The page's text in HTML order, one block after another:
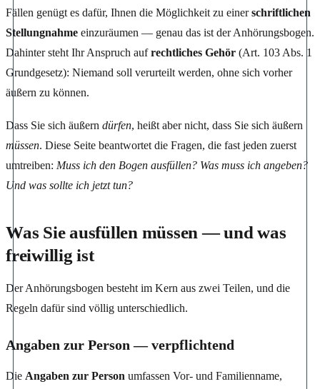
Fällen genügt es dafür, Ihnen die Möglichkeit zu einerschriftlichen
Stellungnahme einzuräumen — genau das ist der Anhörungsbogen.
Dahinter steht Ihr Anspruch aufrechtliches Gehör (Art. 103 Abs. 1
Grundgesetz): Niemand soll verurteilt werden, ohne sich vorher
äußern zu können.
Dass Sie sich äußern dürfen, heißt aber nicht, dass Sie sich äußern
müssen. Diese Seite beantwortet die Fragen, die fast jeden zuerst
umtreiben: Muss ich den Bogen ausfüllen? Was muss ich angeben?
Und was sollte ich jetzt tun?
Was Sie ausfüllen müssen — und was
freiwillig ist
Der Anhörungsbogen besteht im Kern aus zwei Teilen, und die
Regeln dafür sind völlig unterschiedlich.
Angaben zur Person — verpflichtend
Die Angaben zur Person umfassen Vor- und Familienname,